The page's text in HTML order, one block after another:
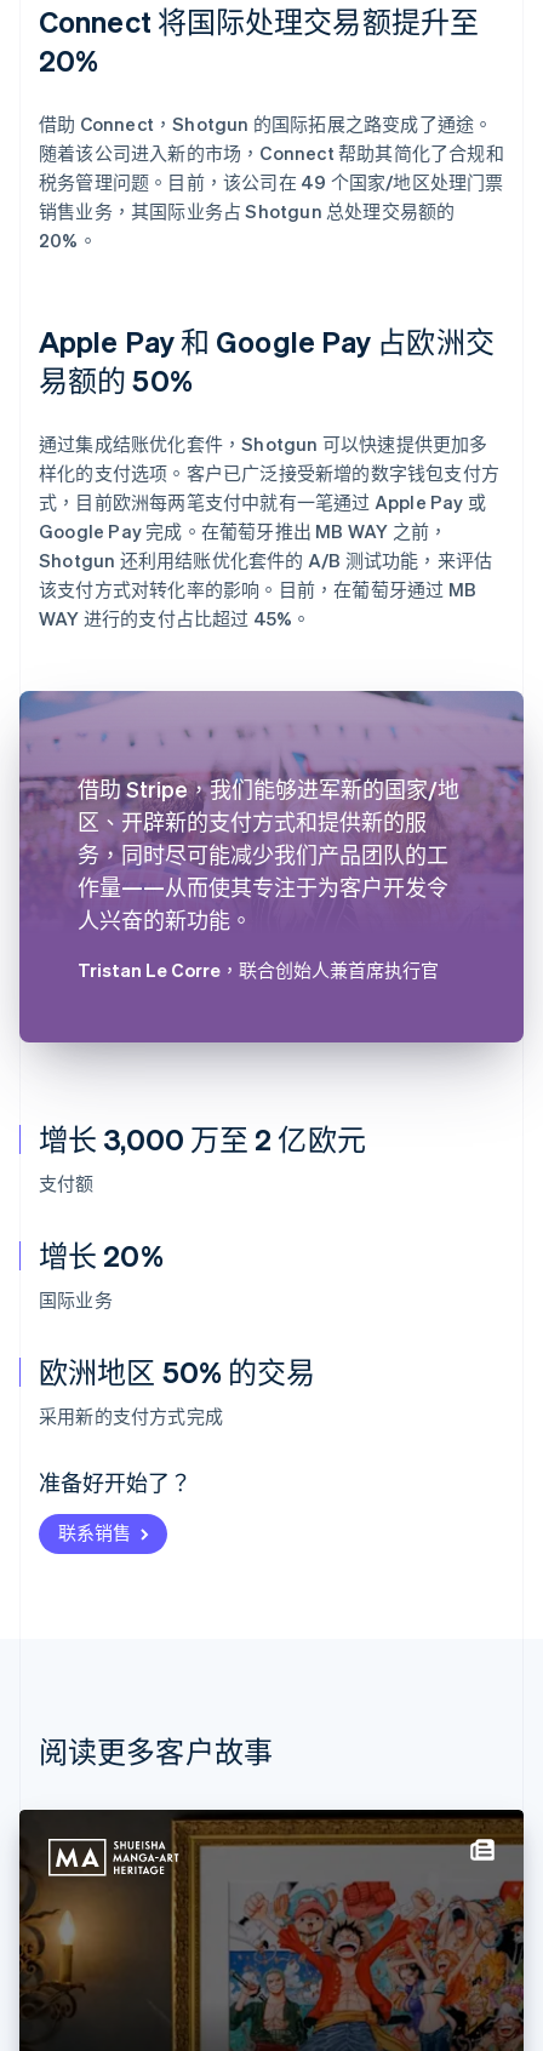
增长 3,000 万至 2 亿欧元
支付额
增长 20%
国际业务
欧洲地区 50% 的交易
采用新的支付方式完成
准备好开始了？
联系销售
Connect 将国际处理交易额提升至
20%
借助 Connect，Shotgun 的国际拓展之路变成了通途。
随着该公司进入新的市场，Connect 帮助其简化了合规和
税务管理问题。目前，该公司在 49 个国家/地区处理门票
销售业务，其国际业务占 Shotgun 总处理交易额的
20%。
Apple Pay 和 Google Pay 占欧洲交
易额的 50%
通过集成结账优化套件，Shotgun 可以快速提供更加多
样化的支付选项。客户已广泛接受新增的数字钱包支付方
式，目前欧洲每两笔支付中就有一笔通过 Apple Pay 或
Google Pay 完成。在葡萄牙推出 MB WAY 之前，
Shotgun 还利用结账优化套件的 A/B 测试功能，来评估
该支付方式对转化率的影响。目前，在葡萄牙通过 MB
WAY 进行的支付占比超过 45%。
借助 Stripe，我们能够进军新的国家/地
区、开辟新的支付方式和提供新的服
务，同时尽可能减少我们产品团队的工
作量——从而使其专注于为客户开发令
人兴奋的新功能。
Tristan Le Corre ，联合创始人兼首席执行官
阅读更多客户故事
阿联酋
爱尔兰
爱沙尼亚
English
奥地利
Deutsch English
Nederlands Français Deutsch
波兰
丹麦
English
德国
English
English
芬兰
English Svenska
荷兰